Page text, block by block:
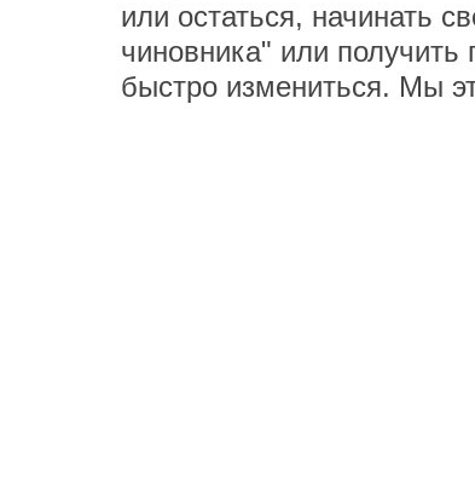
или остаться, начинать
чиновника" или
быстро измениться. Мы